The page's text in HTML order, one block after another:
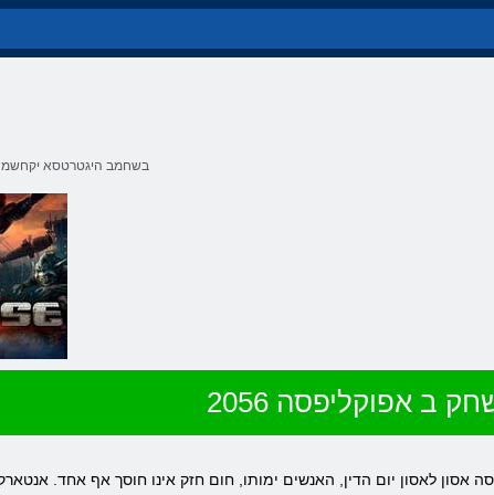
בשחמב היגטרטסא יקחשמ
ב אפוקליפסה 2056